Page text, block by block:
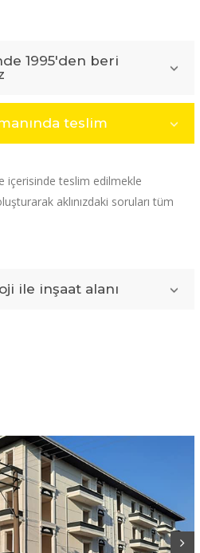
1995'den beri
teslim
içerisinde teslim edilmekle
aklınızdaki soruları tüm
ile inşaat alanı